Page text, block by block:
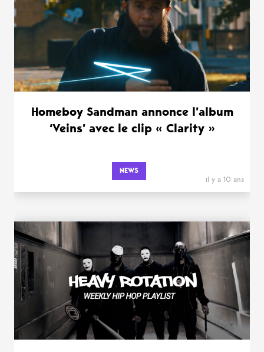
Homeboy Sandman annonce l’album
‘Veins’ avec le clip « Clarity »
NEWS
il y a 10 ans